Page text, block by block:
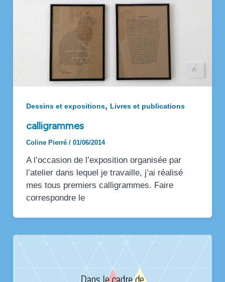
Dessins et expositions, Livres et publications
calligrammes
Coline Pierré / 01/06/2014
A l’occasion de l’exposition organisée par
l’atelier dans lequel je travaille, j’ai réalisé
mes tous premiers calligrammes. Faire
correspondre le